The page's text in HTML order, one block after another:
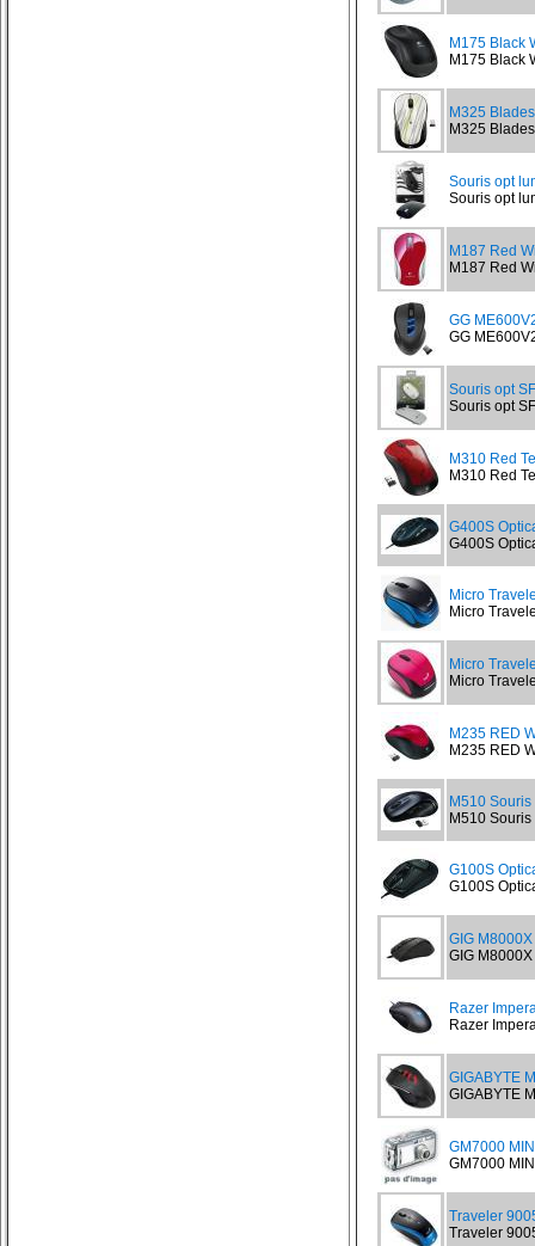
M175 Black
M175 Black
M325
M325
Souris opt
Souris opt
M187 Red
M187 Red
GG
GG
Souris opt
Souris opt
M310 Red
M310 Red
G400S
G400S
Micro
Micro
Micro
Micro
M235 RED
M235 RED
M510
M510
G100S
G100S
GIG
GIG
Razer
Razer
GIGABYTE
GIGABYTE
GM7000
GM7000
Traveler
Traveler